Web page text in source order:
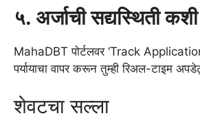
५. अर्जाची सद्यस्थिती कशी
MahaDBT पोर्टलवर ‘Track
पर्यायाचा वापर करून तुम्ही रिअल-टाइम
शेवटचा सल्ला